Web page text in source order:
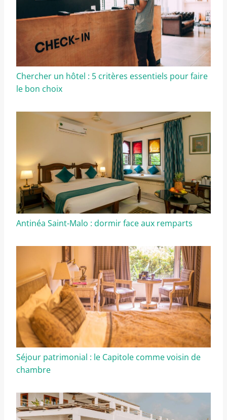
Chercher un hôtel : 5 critères essentiels pour faire
le bon choix
Antinéa Saint-Malo : dormir face aux remparts
Séjour patrimonial : le Capitole comme voisin de
chambre